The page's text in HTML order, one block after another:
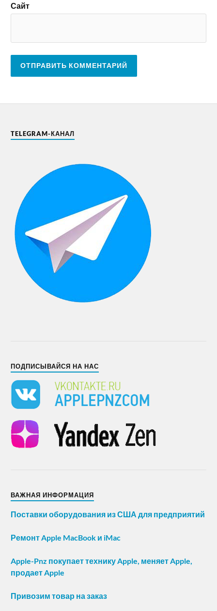
Сайт
TELEGRAM-КАНАЛ
ПОДПИСЫВАЙСЯ НА НАС
ВАЖНАЯ ИНФОРМАЦИЯ
Поставки оборудования из США для предприятий
Ремонт Apple MacBook и iMac
Apple-Pnz покупает технику Apple, меняет Apple,
продает Apple
Привозим товар на заказ